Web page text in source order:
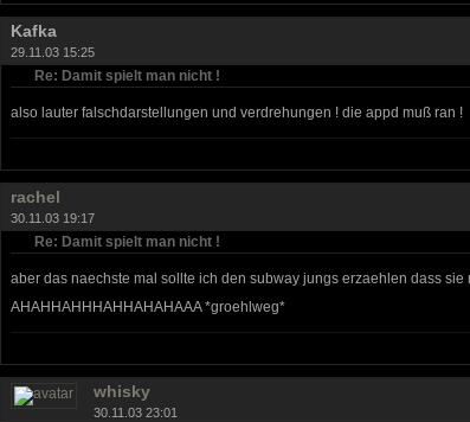
Kafka
29.11.03 15:25
Re: Damit spielt man nicht !
also lauter falschdarstellungen und verdrehungen ! die appd muß ran !
rachel
30.11.03 19:17
Re: Damit spielt man nicht !
aber das naechste mal sollte ich den subway jungs erzaehlen dass sie
AHAHHAHHHAHHAHAHAAA *groehlweg*
whisky
30.11.03 23:01